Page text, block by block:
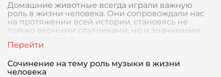
Домашние животные всегда играли важную
роль в жизни человека. Они сопровождали нас
на протяжении всей истории, становясь не
только верными спутниками, но и значимыми
Сочинение на тему роль музыки в жизни
человека